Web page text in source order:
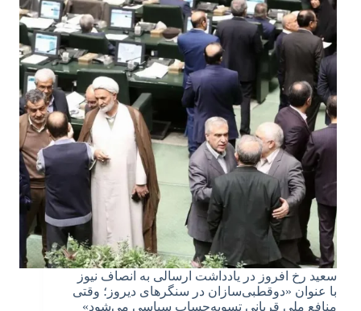
سعید رخ افروز در یادداشت ارسالی به انصاف نیوز
با عنوان «دوقطبی‌سازان در سنگرهای دیروز؛ وقتی
منافع ملی قربانی تسویه‌حساب سیاسی می‌شود»